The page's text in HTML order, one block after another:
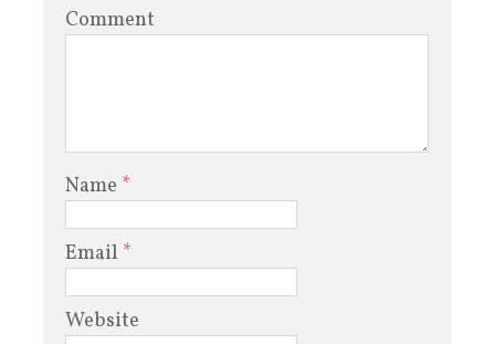
Comment
Name *
Email *
Website